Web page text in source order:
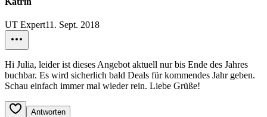
UT Expert11. Sept. 2018
Hi Julia, leider ist dieses Angebot aktuell nur bis Ende des Jahres
buchbar. Es wird sicherlich bald Deals für kommendes Jahr geben.
Schau einfach immer mal wieder rein. Liebe Grüße!
Antworten